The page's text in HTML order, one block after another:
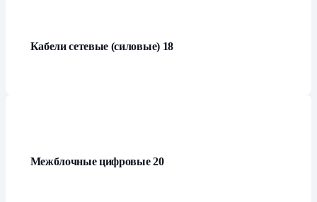
Кабели сетевые (силовые) 18
Межблочные цифровые20